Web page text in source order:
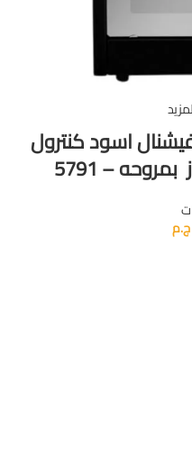
بروفيشنال اسود كنترول
– 5791
ج.م